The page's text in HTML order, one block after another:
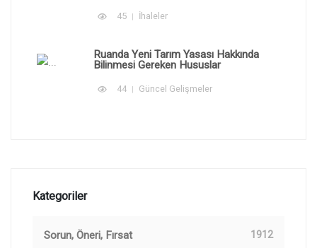
45 İhaleler
Ruanda Yeni Tarım Yasası Hakkında
Bilinmesi Gereken Hususlar
44 Güncel Gelişmeler
Kategoriler
Sorun, Öneri, Fırsat 1912